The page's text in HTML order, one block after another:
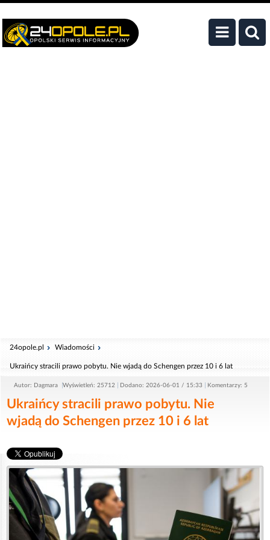
24opole.pl Wiadomości
Ukraińcy stracili prawo pobytu. Nie wjadą do Schengen przez 10 i 6 lat
Autor: Dagmara Wyświetleń: 25712 Dodano: 2026-06-01 / 15:33 Komentarzy: 5
Ukraińcy stracili prawo pobytu. Nie
wjadą do Schengen przez 10 i 6 lat